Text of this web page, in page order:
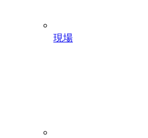
現場